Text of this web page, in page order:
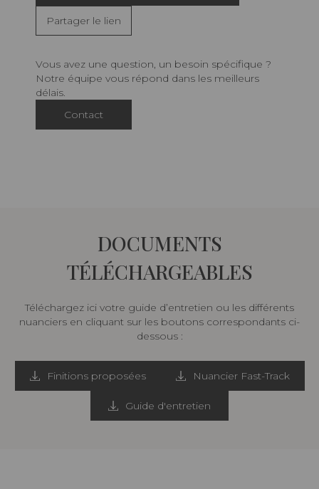
Partager le lien
Vous avez une question, un besoin spécifique ?
Notre équipe vous répond dans les meilleurs
délais.
Contact
DOCUMENTS
TÉLÉCHARGEABLES
Téléchargez ici votre guide d’entretien ou les différents
nuanciers en cliquant sur les boutons correspondants ci-
dessous :
Finitions proposées Nuancier Fast-Track
Guide d'entretien